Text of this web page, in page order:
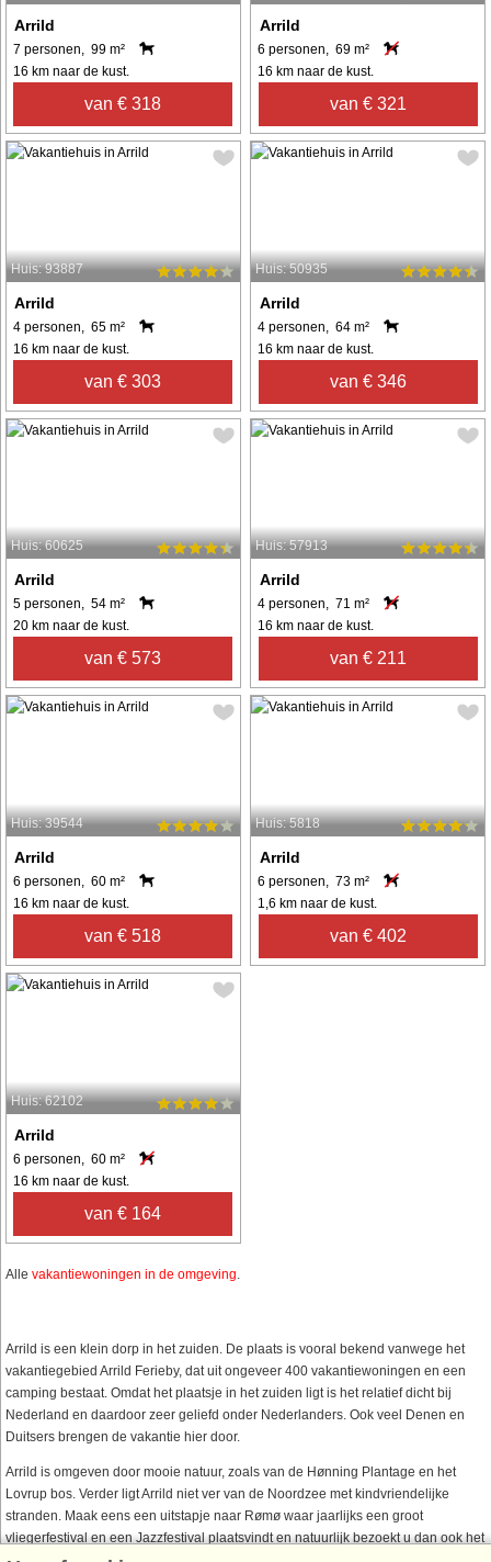
Arrild
7 personen, 99 m²
16 km naar de kust.
van € 318
Arrild
6 personen, 69 m²
16 km naar de kust.
van € 321
Huis: 93887
Arrild
4 personen, 65 m²
16 km naar de kust.
van € 303
Huis: 50935
Arrild
4 personen, 64 m²
16 km naar de kust.
van € 346
Huis: 60625
Arrild
5 personen, 54 m²
20 km naar de kust.
van € 573
Huis: 57913
Arrild
4 personen, 71 m²
16 km naar de kust.
van € 211
Huis: 39544
Arrild
6 personen, 60 m²
16 km naar de kust.
van € 518
Huis: 5818
Arrild
6 personen, 73 m²
1,6 km naar de kust.
van € 402
Huis: 62102
Arrild
6 personen, 60 m²
16 km naar de kust.
van € 164
Alle vakantiewoningen in de omgeving.
Arrild is een klein dorp in het zuiden. De plaats is vooral bekend vanwege het
vakantiegebied Arrild Ferieby, dat uit ongeveer 400 vakantiewoningen en een
camping bestaat. Omdat het plaatsje in het zuiden ligt is het relatief dicht bij
Nederland en daardoor zeer geliefd onder Nederlanders. Ook veel Denen en
Duitsers brengen de vakantie hier door.
Arrild is omgeven door mooie natuur, zoals van de Hønning Plantage en het
Lovrup bos. Verder ligt Arrild niet ver van de Noordzee met kindvriendelijke
stranden. Maak eens een uitstapje naar Rømø waar jaarlijks een groot
vliegerfestival en een Jazzfestival plaatsvindt en natuurlijk bezoekt u dan ook het